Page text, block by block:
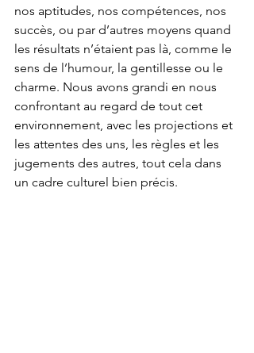
nos aptitudes, nos compétences, nos
succès, ou par d’autres moyens quand
les résultats n’étaient pas là, comme le
sens de l’humour, la gentillesse ou le
charme. Nous avons grandi en nous
confrontant au regard de tout cet
environnement, avec les projections et
les attentes des uns, les règles et les
jugements des autres, tout cela dans
un cadre culturel bien précis.